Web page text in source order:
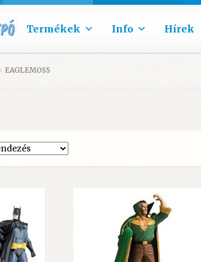
Termékek Info Hírek
EAGLEMOSS